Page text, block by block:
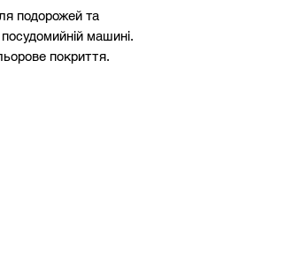
подорожей та
машині.
покриття.